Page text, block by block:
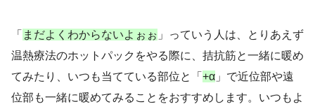
「 まだよくわからないよぉぉ 」っていう人は、とりあえず
温熱療法のホットパックをやる際に、拮抗筋と一緒に暖め
てみたり、いつも当てている部位と「 +α 」で近位部や遠
位部も一緒に暖めてみることをおすすめします。いつもよ